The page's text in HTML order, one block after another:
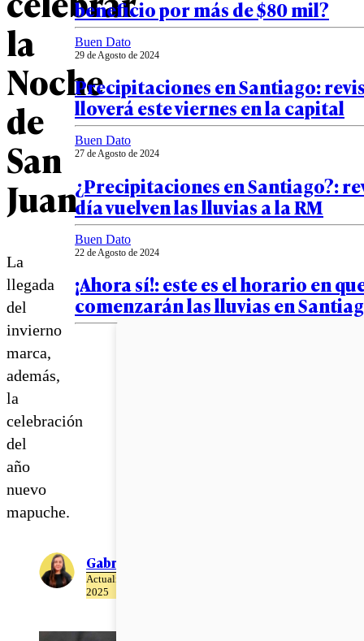
la
Noche
de
San
Juan
La
llegada
del
invierno
marca,
además,
la
celebración
del
año
nuevo
mapuche.
Gabriela Romo
Actualizado el 22 de Abril del
2025
beneficio por más de $80 mil?
Buen Dato
29 de Agosto de 2024
Precipitaciones en Santiago:
lloverá este viernes en la capital
Buen Dato
27 de Agosto de 2024
¿Precipitaciones en Santiago?:
día vuelven las lluvias a la RM
Buen Dato
22 de Agosto de 2024
¡Ahora sí!: este es el horario en
comenzarán las lluvias en